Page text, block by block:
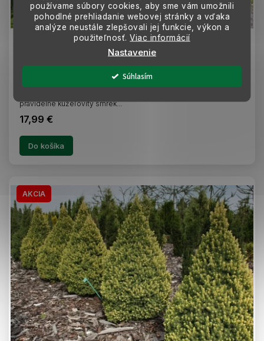
používame súbory cookies, aby sme vám umožnili
pohodlné prehliadanie webovej stránky a vďaka
analýze neustále zlepšovali jej funkcie, výkon a
použiteľnosť.Viac informácií
Nastavenie
Súhlasím
–25 %
Smrek biely Conica December cca 50 cm, kont. p19
17,99 €
Do košíka
Prémiový, mimoriadne hustý výber klasického Smrek biely
pravidelne kužeľovitý smrek...
AKCIA